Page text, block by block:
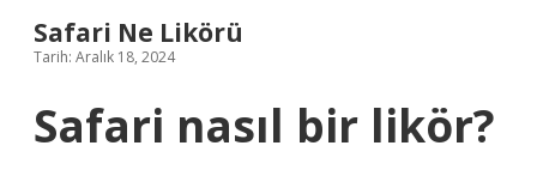
Safari Ne Likörü
Tarih: Aralık 18, 2024
Safari nasıl bir likör?